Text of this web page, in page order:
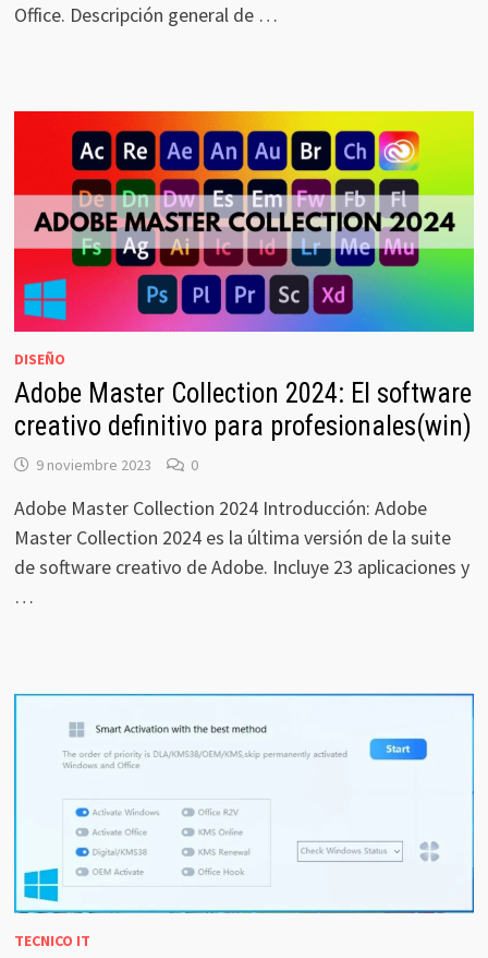
Office. Descripción general de …
DISEÑO
Adobe Master Collection 2024: El software
creativo definitivo para profesionales(win)
9 noviembre 2023 0
Adobe Master Collection 2024 Introducción: Adobe
Master Collection 2024 es la última versión de la suite
de software creativo de Adobe. Incluye 23 aplicaciones y
…
TECNICO IT